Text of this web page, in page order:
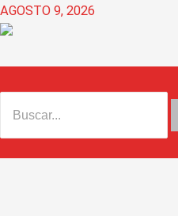
Ir
al
AGOSTO 9, 2026